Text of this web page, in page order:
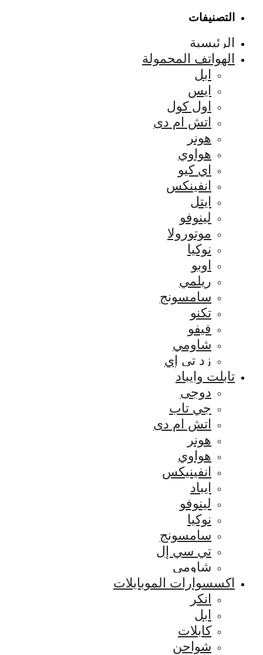
التصنيفات
الرئيسية
الهواتف المحمولة
ابل
ايس
اول كول
اتش ام دى
هونر
هواوي
اي كيو
انفينكس
ايتل
لينوفو
موتورولا
نوكيا
اوبو
ريلمي
سامسونج
تكنو
فيفو
شاومي
زد تي إي
تابلت وايباد
دوجى
جي تاب
اتش ام دى
هونر
هواوي
انفينيكس
ايباد
لينوفو
نوكيا
سامسونج
تي سي إل
شاومي
اكسسوارات الموبايلات
انكر
ابل
كابلات
شواحن